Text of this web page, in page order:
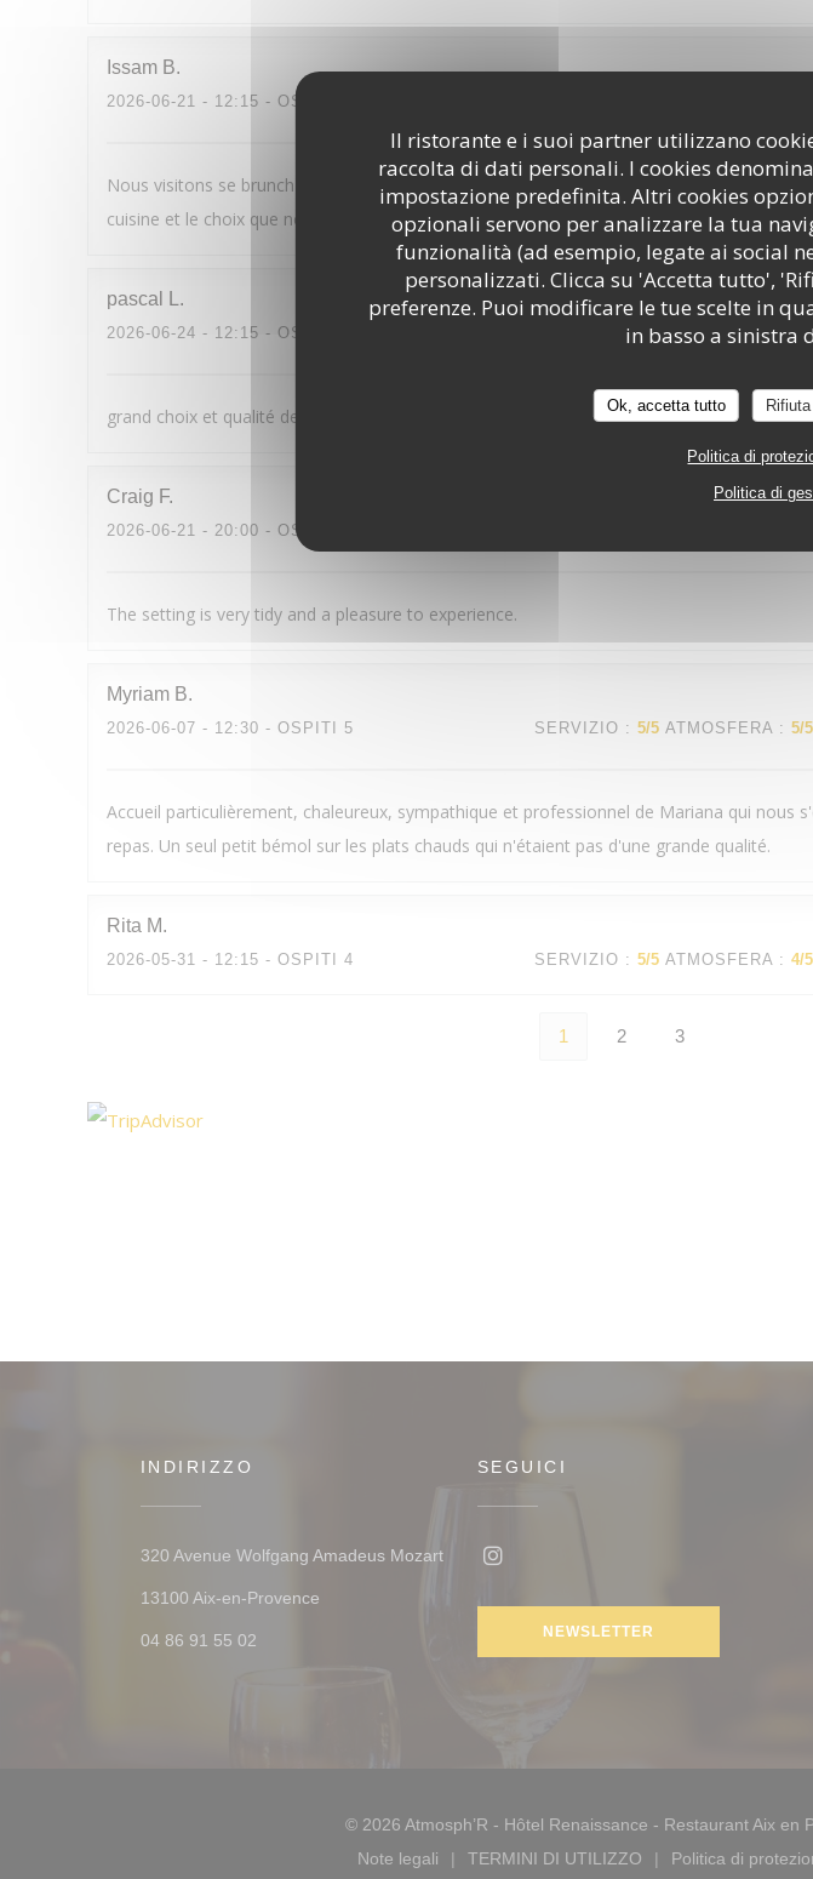
Il ristorante e i suoi partner utilizzano
raccolta di dati personali. I cookies
impostazione predefinita. Altri cookies
opzionali servono per analizzare la tua
funzionalità (ad esempio, legate ai social
personalizzati. Clicca su 'Accetta tutto',
preferenze. Puoi modificare le tue scelte in
in basso a sinistra
Ok, accetta tutto
Politica di
Politica di
Issam B
2026-06-21 - 12:15 - OSPITI 6
Nous visitons se brunch depuis plusieurs années et nous avons été extrêmement déçus
cuisine et le choix que nous connaissions et qui sait rétréci.
pascal
2026-06-24 - 12:15 - OSPITI 4 : 5 /5 ATMOSFERA: 5 /5
grand choix et qualité des plats et cocktails accueil sympathique professionnel
Craig F
2026-06-21 - 20:00 - OSPITI 2
The setting is very tidy and a pleasure to experience.
Myriam B
2026-06-07 - 12:30 - OSPITI 5 SERVIZIO : 5/5 ATMOSFERA : 5/5
Accueil particulièrement, chaleureux, sympathique et professionnel de Mariana qui nous
repas. Un seul petit bémol sur les plats chauds qui n'étaient pas d'une grande qualité.
Rita M
2026-05-31 - 12:15 - OSPITI 4 SERVIZIO : 5/5 ATMOSFERA : 4/5
1 2 3
INDIRIZZO
320 Avenue Wolfgang Amadeus Mozart
13100 Aix-en-Provence((apre una nuova finestra))
04 86 91 55 02
SEGUICI
NEWSLETTER
© 2026 Atmosph’R - Hôtel Renaissance - Restaurant Aix
Note legali
((apre una nuova finestra))
TERMINI DI UTILIZZO
((apre una nuova finestra))
Politica di